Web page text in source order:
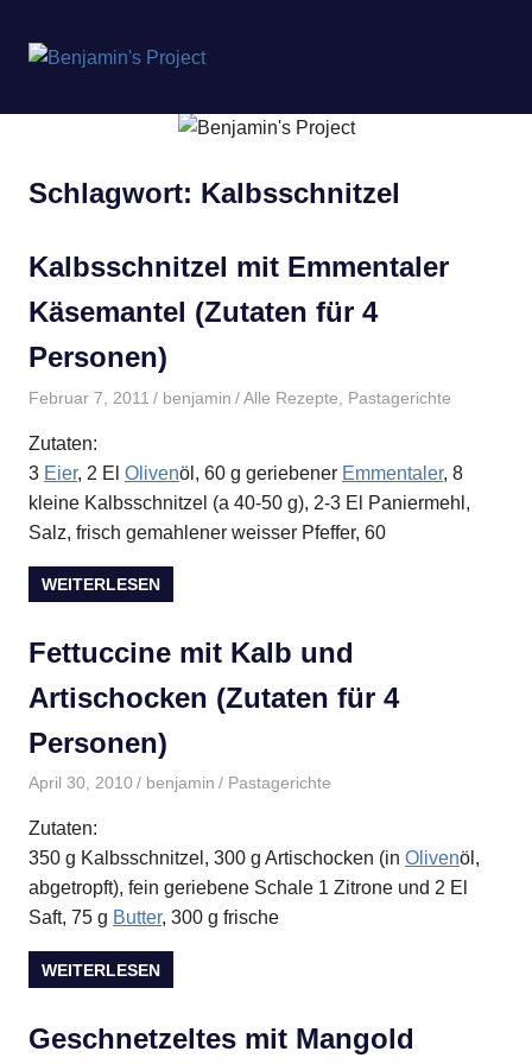
springen
Project
Schlagwort: Kalbsschnitzel
Kalbsschnitzel mit Emmentaler
Käsemantel (Zutaten für 4
Personen)
Februar 7, 2011 benjamin Alle Rezepte Pastagerichte
Zutaten:
3 Eier, 2 El Olivenöl, 60 g geriebener Emmentaler, 8
kleine Kalbsschnitzel (a 40-50 g), 2-3 El Paniermehl,
Salz, frisch gemahlener weisser Pfeffer, 60
WEITERLESEN
Fettuccine mit Kalb und
Artischocken (Zutaten für 4
Personen)
April 30, 2010 benjamin Pastagerichte
Zutaten:
350 g Kalbsschnitzel, 300 g Artischocken (in Olivenöl,
abgetropft), fein geriebene Schale 1 Zitrone und 2 El
Saft, 75 g Butter, 300 g frische
WEITERLESEN
Geschnetzeltes mit Mangold